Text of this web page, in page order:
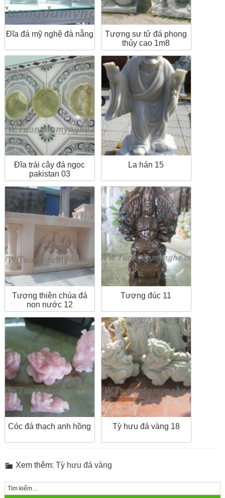
Đĩa đá mỹ nghệ đà nẵng
Tượng sư tử đá phong
thủy cao 1m8
Đĩa trái cây đá ngọc
pakistan 03
La hán 15
Tượng thiên chúa đá
non nước 12
Tượng đúc 11
Cóc đá thạch anh hồng Tỳ hưu đá vàng 18
Xem thêm: Tỳ hưu đá vàng